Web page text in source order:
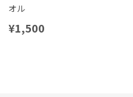
オル
¥1,500